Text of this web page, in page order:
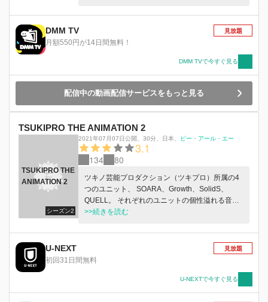
日々を過ごしつつも、 デビュー当時と変わらな
い賑やかな共同生活を送っている。 キラキラし
たアイドルとしてのオンの姿、のんびりしたプラ
の『今』！ グラビ、プロセラのアイドルな日常
をお届けします！
DMM TV
月額550円が14日間無料！
見放題
DMM TVで今すぐ見る
配信中の動画配信サービスをもっと見る
TSUKIPRO THE ANIMATION 2
シーズン2
TSUKIPRO THE
ANIMATION 2
2021年07月07日公開 30分 日本 ピー・アール・エー
3.1
134 80
ツキノ芸能プロダクション（ツキプロ）所属の4
つのユニット、 SOARA、Growth、SolidS、
QUELL。 それぞれのユニットの個性溢れる音楽
と共に、人間ドラマを描いていく日常系音楽アニ
顔……その裏では、大変なこともある。 カメラ
の向こうのかっこいい姿……その裏では、ちょっ
と情けないときもある。 だけど仲間と過ごす毎
ます！ 音楽の中にこめられた彼らの想い、願
い、そして未来。 ドキドキが詰まったこの歌
>>続きを読む
U-NEXT
初回31日間無料
見放題
U-NEXTで今すぐ見る